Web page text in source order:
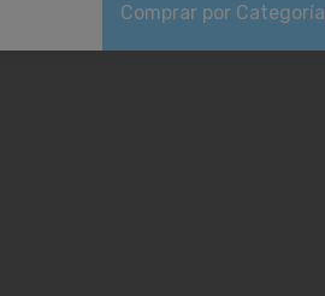
Comprar por Categoría